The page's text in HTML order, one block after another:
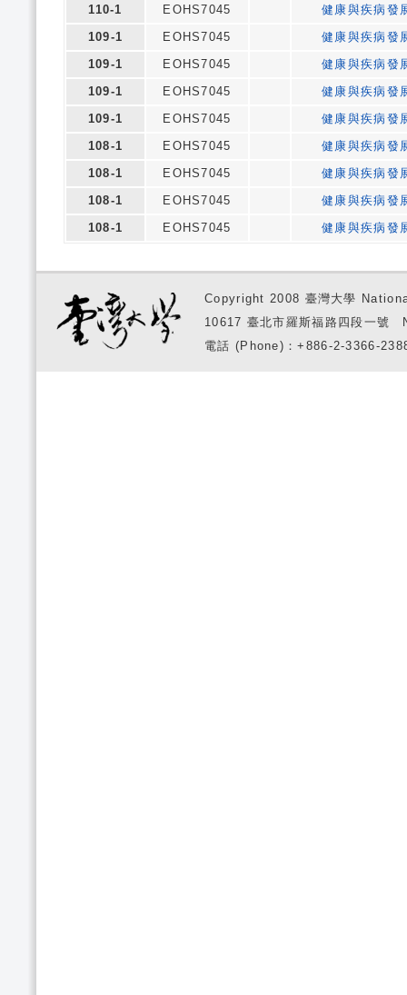
110-1
EOHS7045
健康與疾病發
109-1
EOHS7045
健康與疾病發
109-1
EOHS7045
健康與疾病發
109-1
EOHS7045
健康與疾病發
109-1
EOHS7045
健康與疾病發
108-1
EOHS7045
健康與疾病發
108-1
EOHS7045
健康與疾病發
108-1
EOHS7045
健康與疾病發
108-1
EOHS7045 健康與疾病發
Copyright 2008 臺灣大學
10617 臺北市羅斯福路四段一
電話 (Phone)：+886-2-3366-